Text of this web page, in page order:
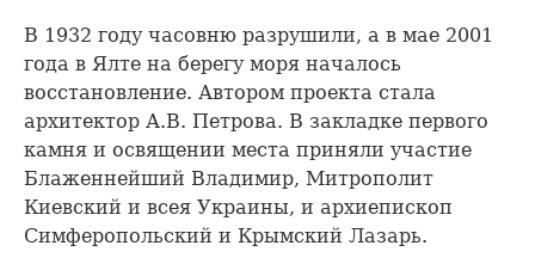
В 1932 году часовню разрушили, а в мае 2001
года в Ялте на берегу моря началось
восстановление. Автором проекта стала
архитектор А.В. Петрова. В закладке первого
камня и освящении места приняли участие
Блаженнейший Владимир, Митрополит
Киевский и всея Украины, и архиепископ
Симферопольский и Крымский Лазарь.